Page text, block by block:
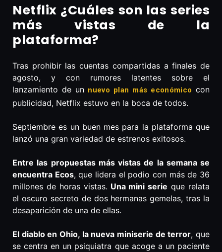
Netflix ¿Cuáles son las series
más vistas de la
plataforma?
Tras prohibir las cuentas compartidas a finales de
agosto, y con rumores latentes sobre el
lanzamiento de un nuevo plan más económico con
publicidad, Netflix estuvo en la boca de todos.
Septiembre es un buen mes para la plataforma que
lanzó una gran variedad de estrenos exitosos.
Entre las propuestas más vistas de la semana se
encuentra Ecos, que lidera el podio con más de 36
millones de horas vistas. Una mini serie que relata
el oscuro secreto de dos hermanas gemelas, tras la
desaparición de una de ellas.
El diablo en Ohio, la nueva miniserie de terror, que
se centra en un psiquiatra que acoge a un paciente